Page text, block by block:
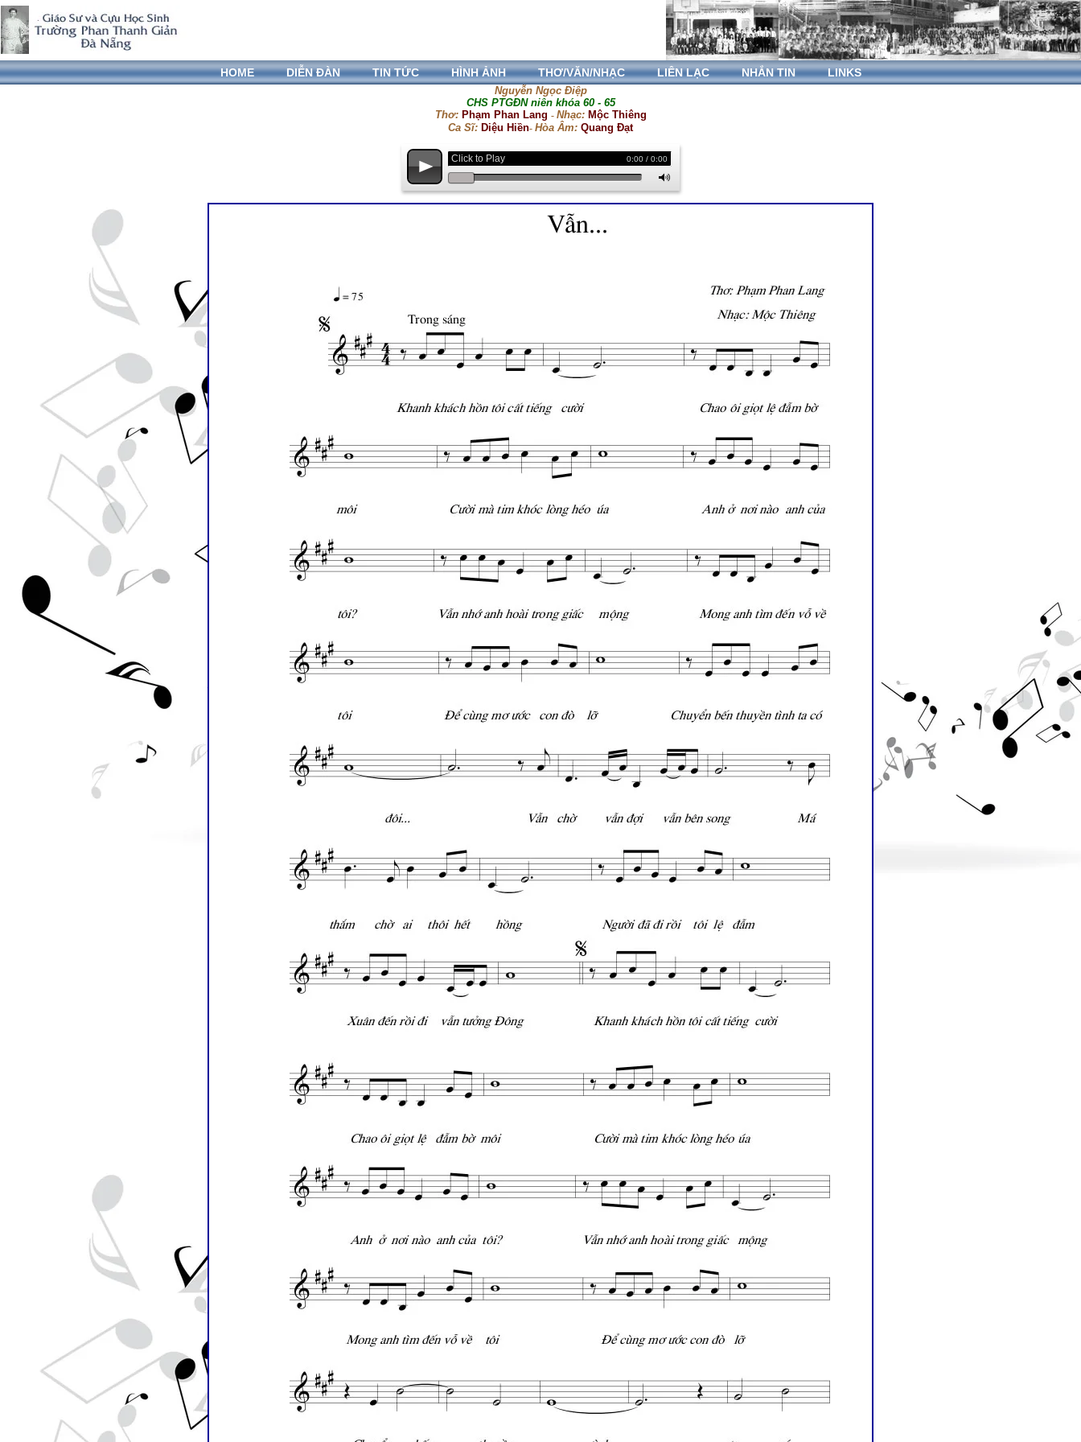
HOME DIỄN ĐÀN TIN TỨC HÌNH ẢNH THƠ/VĂN/NHẠC LIÊN LẠC NHẮN TIN LINKS
Nguyễn Ngọc Điệp
CHS PTGĐN niên khóa 60 - 65
Thơ:Phạm Phan Lang - Nhạc:Mộc Thiêng
Ca Sĩ: Diệu Hiền- Hòa Âm: Quang Đạt
p
M
0:00 / 0:00
Click to Play